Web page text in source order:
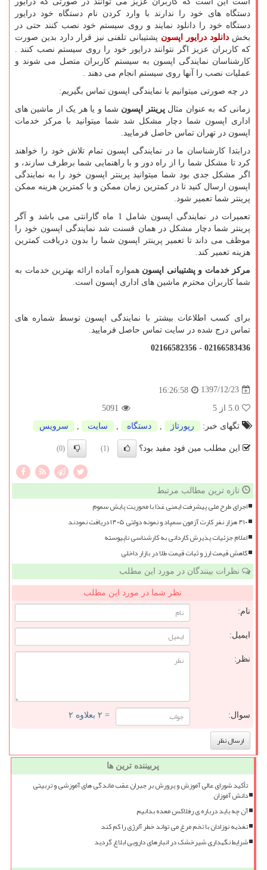
دستگاه های خود را ندارند با وارد کردن نام دستگاه خود درایور
دستگاه خود را دانلود نمایند و روی سیستم خود نصب کنند حتی در
بخش دانلود درایور اپسون پشتیبانی تلفنی نیز قرار دارد بدین صورت
که کاربران عزیز اگر نتوانند درایور خود را روی سیستم نصب کنند .
کارشناسان نمایندگی اپسون به سیستم کاربران متصل می شوند و
عملیات نصب را آنها روی سیستم انجام می دهند .
در چه صورتی میتوانیم با نمایندگی اپسون تماس بگیریم:
زمانی که به عنوان مثالپرینتر اپسون شما و یا هر یک از ماشین های
اداری اپسون شما دچار مشکل شد شما میتوانید با مرکز خدمات
اپسون در تهران تماس حاصل فرمایید.
درابتدا کارشناسان ما در نمایندگی اپسون تمام تلاش خود را خواهند
کرد تا مشکل شما را از راه دور و با راهنمایی شما برطرف سازند، و
اگر مشکل جدی بود شما میتوانید پرینتر اپسون خود را به نمایندگی
اپسون ارسال کنید تا در کمترین زمان ممکن و با کمترین هزینه ممکن
پرینتر شما تعمیر شود.
تعمیرات در نمایندگی اپسون شامل 1 ماه گارانتی می باشد و آگر
پرینتر شما دچار مشکل در همان قسنت شد نمایندگی اپسون خود را
موظف می داند تا تعمیر پرینتر اپسون شما را بدون دریافت کمترین
هزینه تعمیر کند.
مرکز خدمات و پشتیبانی اپسون همواره آماده ارائه بهترین خدمات به
شما کاربران محترم ماشین های اداری اپسون است.
برای کسب اطلاعات بیشتر با نمایندگی اپسون توسط شماره های
تماس درج شده در سایت تماس حاصل فرمایید.
02166583436 - 02166582356
1397/12/23
16:26:58
5.0 از 5
5091
تگهای خبر:
رپورتاژ دستگاه سایت سرویس
این مطلب مین فود مفید بود؟ (1)
(0)
تازه ترین مطالب مرتبط
اجرای طرح ملی پیشرفت ایمنی غذا با محوریت پایش سموم
۴۱۰ هزار نفر کارت آزمون سمپاد و نمونه دولتی ۱۴۰۵ دریافت نمودند
اعلام جزئیات پذیرش کاردانی به کارشناسی ناپیوسته
کاهش قیمت ارز و ثبات قیمت طلا در بازار داخلی
نظرات بینندگان در مورد این مطلب
نظر شما در مورد این مطلب
نام:
ایمیل:
نظر:
سوال: = ۲ بعلاوه ۲
پربیننده ترین ها
تأکید شورای عالی آموزش و پرورش بر جبران عقب ماندگی های آموزشی و تربیتی
دانش آموزان
آن چه باید درباره ی رفلاکس معده بدانیم
تغذیه نوزادان با تخم مرغ می تواند خطر آلرژی را کم کند
شرایط نگهداری شیرخشک در انبارهای دارویی ابلاغ گردید